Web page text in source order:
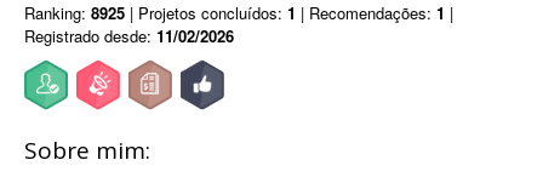
Ranking: 8925 | Projetos concluídos: 1 | Recomendações: 1 |
Registrado desde: 11/02/2026
Sobre mim: